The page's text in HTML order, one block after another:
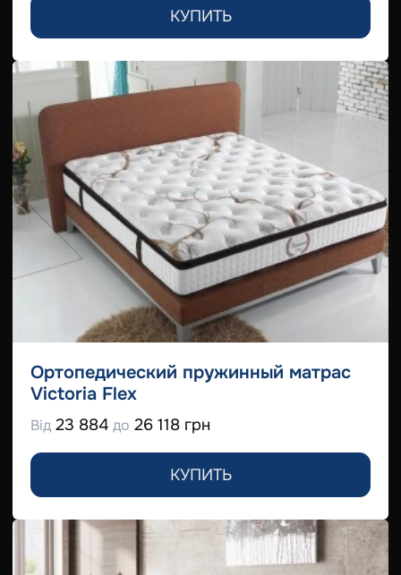
КУПИТЬ
Ортопедический пружинный матрас
Victoria Flex
Від 23 884 до 26 118 грн
КУПИТЬ